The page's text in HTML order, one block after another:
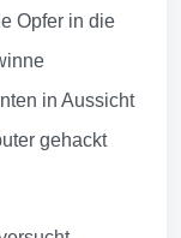
Opfer in die
in Aussicht
gehackt